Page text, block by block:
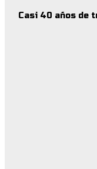
Casi 40 años de